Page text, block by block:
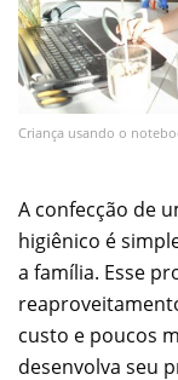
Criança usando o
A confecção de
higiênico é
a família. Esse
custo e poucos
desenvolva seu